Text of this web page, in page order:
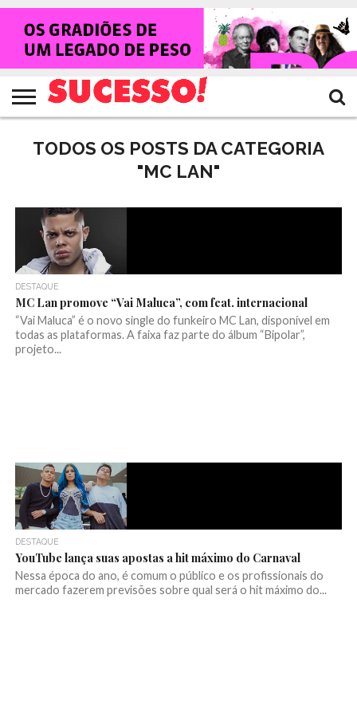
HOME
NOTÍCIAS
SHOWS
ENTREVISTAS
CLIQUES
RANKING
CROWLEY
TV
SUCESSO!
REVISTA
SUCESSO!
TODOS OS POSTS DA CATEGORIA
"MC LAN"
DESTAQUE
MC Lan promove “Vai Maluca”, com feat. internacional
“Vai Maluca” é o novo single do funkeiro MC Lan, disponível em
todas as plataformas. A faixa faz parte do álbum “Bipolar”,
projeto...
DESTAQUE
YouTube lança suas apostas a hit máximo do Carnaval
Nessa época do ano, é comum o público e os profissionais do
mercado fazerem previsões sobre qual será o hit máximo do...